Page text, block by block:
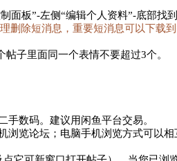
板”-左侧“编辑个人资料”-底部找
除短消息，重要短消息可以下载到
子里面同一个表情不要超过3个。
数码。建议用闲鱼平台交易。
览论坛；电脑手机浏览方式可以相